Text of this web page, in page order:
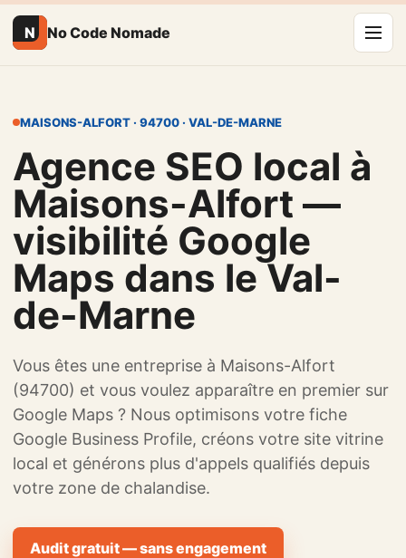
N No Code Nomade
MAISONS-ALFORT · 94700 · VAL-DE-MARNE
Agence SEO local à
Maisons-Alfort —
visibilité Google
Maps dans le Val-
de-Marne
Vous êtes une entreprise à Maisons-Alfort
(94700) et vous voulez apparaître en premier sur
Google Maps ? Nous optimisons votre fiche
Google Business Profile, créons votre site vitrine
local et générons plus d'appels qualifiés depuis
votre zone de chalandise.
Audit gratuit — sans engagement